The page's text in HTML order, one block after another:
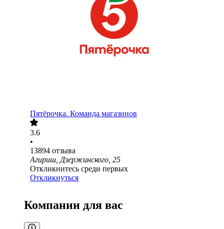
Пятёрочка. Команда магазинов
3.6
•
13894 отзыва
Агириш, Дзержинского, 25
Откликнитесь среди первых
Откликнуться
Компании для вас